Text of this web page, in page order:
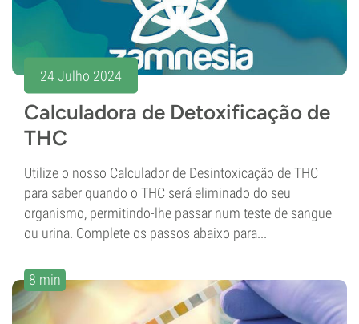
24 Julho 2024
Calculadora de Detoxificação de
THC
Utilize o nosso Calculador de Desintoxicação de THC
para saber quando o THC será eliminado do seu
organismo, permitindo-lhe passar num teste de sangue
ou urina. Complete os passos abaixo para...
8 min